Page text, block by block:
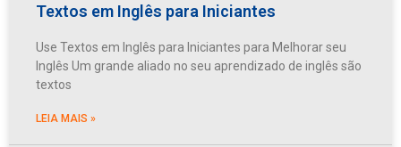
Textos em Inglês para Iniciantes
Use Textos em Inglês para Iniciantes para Melhorar seu
Inglês Um grande aliado no seu aprendizado de inglês são
textos
LEIA MAIS »